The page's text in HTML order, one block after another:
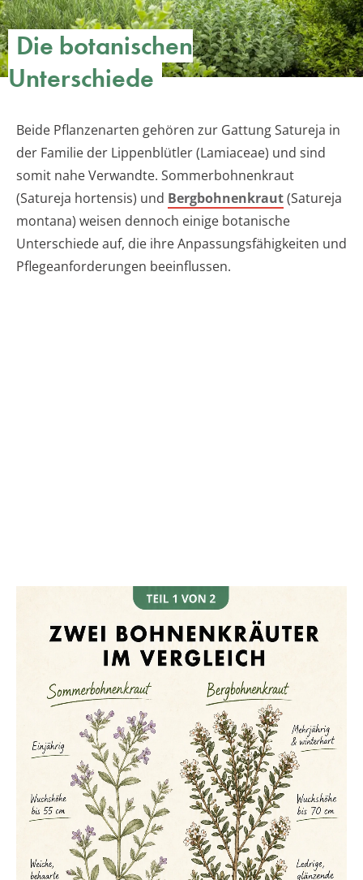
Die botanischen
Unterschiede
Beide Pflanzenarten gehören zur Gattung Satureja in
der Familie der Lippenblütler (Lamiaceae) und sind
somit nahe Verwandte. Sommerbohnenkraut
(Satureja hortensis) und Bergbohnenkraut(Satureja
montana) weisen dennoch einige botanische
Unterschiede auf, die ihre Anpassungsfähigkeiten und
Pflegeanforderungen beeinflussen.